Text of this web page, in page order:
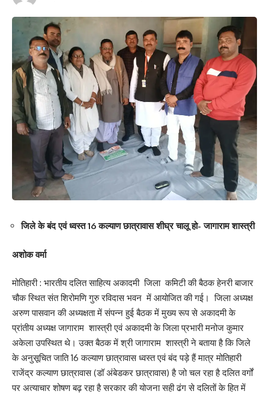
जिले के बंद एवं ध्वस्त 16 कल्याण छात्रावास शीघ्र चालू हो- जागाराम शास्त्री
अशोक वर्मा
मोतिहारी : भारतीय दलित साहित्य अकादमी जिला कमिटी की बैठक हेनरी बाजार
चौक स्थित संत शिरोमणि गुरु रविदास भवन में आयोजित की गई। जिला अध्यक्ष
अरुण पासवान की अध्यक्षता में संपन्न हुई बैठक में मुख्य रूप से अकादमी के
प्रांतीय अध्यक्ष जागाराम शास्त्री एवं अकादमी के जिला प्रभारी मनोज कुमार
अकेला उपस्थित थे। उक्त बैठक में श्री जागाराम शास्त्री ने बताया है कि जिले
के अनुसूचित जाति 16 कल्याण छात्रावास ध्वस्त एवं बंद पड़े हैं मात्र मोतिहारी
राजेंद्र कल्याण छात्रावास (डॉ अंबेडकर छात्रावास) है जो चल रहा है दलित वर्गों
पर अत्याचार शोषण बढ़ रहा है सरकार की योजना सही ढंग से दलितों के हित में